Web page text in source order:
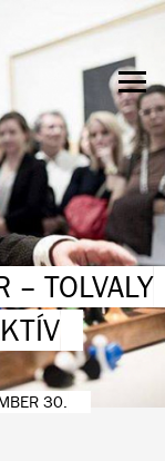
– TOLVALY
30.